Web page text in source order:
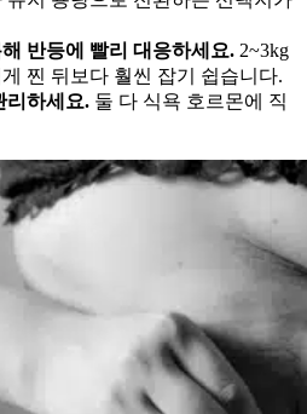
반등에 빨리 대응하세요. 2~3kg
찐 뒤보다 훨씬 잡기 쉽습니다.
리하세요. 둘 다 식욕 호르몬에 직